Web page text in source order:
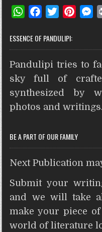
W
a
t
s
A
p
p
c
e
b
o
o
k
T
i
t
t
e
r
t
e
r
e
s
M
s
e
n
g
e
ESSENCE OF PANDULIPI:
Pandulipi tries to
sky full of
synthesized by
photos and writings.
BE A PART OF OUR FAMILY
Next Publication
Submit your
and we will take
make your piece
world of literature